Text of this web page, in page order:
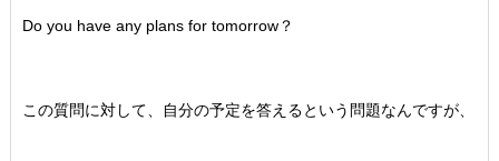
Do you have any plans for tomorrow？
この質問に対して、自分の予定を答えるという問題なんですが、